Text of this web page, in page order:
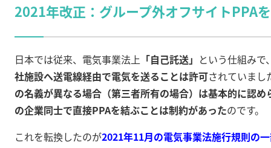
2021年改正：グループ外オフサイトPPA
日本では従来、電気事業法上 「自己託送」 という仕組みで
社施設へ送電線経由で電気を送ることは許可されていまし
の名義が異なる場合（第三者所有の場合）は基本的に認め
の企業同士で直接PPAを結ぶことは制約があったのです。
これを転換したのが2021年11月の電気事業法施行規則の